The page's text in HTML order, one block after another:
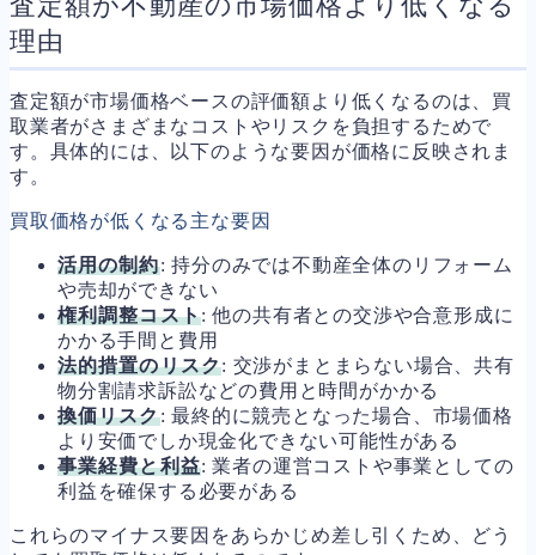
理由
査定額が市場価格ベースの評価額より低くなるのは、買
取業者がさまざまなコストやリスクを負担するためで
す。具体的には、以下のような要因が価格に反映されま
す。
買取価格が低くなる主な要因
活用の制約: 持分のみでは不動産全体のリフォーム
や売却ができない
権利調整コスト: 他の共有者との交渉や合意形成に
かかる手間と費用
法的措置のリスク: 交渉がまとまらない場合、共有
物分割請求訴訟などの費用と時間がかかる
換価リスク: 最終的に競売となった場合、市場価格
より安価でしか現金化できない可能性がある
事業経費と利益: 業者の運営コストや事業としての
利益を確保する必要がある
これらのマイナス要因をあらかじめ差し引くため、どう